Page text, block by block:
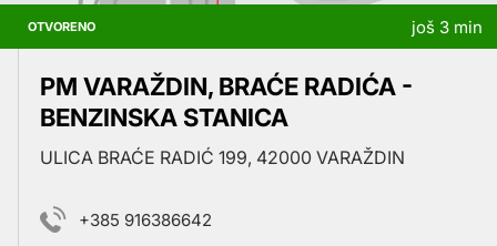
OTVORENO još 3 min
PM VARAŽDIN, BRAĆE RADIĆA -
BENZINSKA STANICA
ULICA BRAĆE RADIĆ 199, 42000 VARAŽDIN
+385 916386642